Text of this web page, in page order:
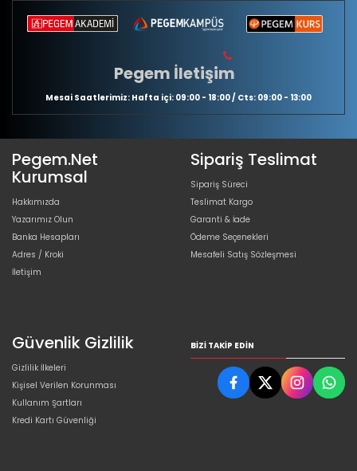
Pegem İletişim
Mesai Saatlerimiz: Hafta içi: 09:00 - 18:00 / Cts: 09:00 - 13:00
Pegem.Net
Kurumsal
Hakkımızda
Yazarımız Olun
Banka Hesapları
Adres / Kroki
İletişim
Sipariş Teslimat
Sipariş Süreci
Teslimat Kargo
Garanti & İade
Ödeme Seçenekleri
Mesafeli Satış Sözleşmesi
Güvenlik Gizlilik
Gizlilik İlkeleri
Kişisel Verilen Korunması
Kullanım Şartları
Kredi Kartı Güvenliği
BIZI TAKIP EDIN